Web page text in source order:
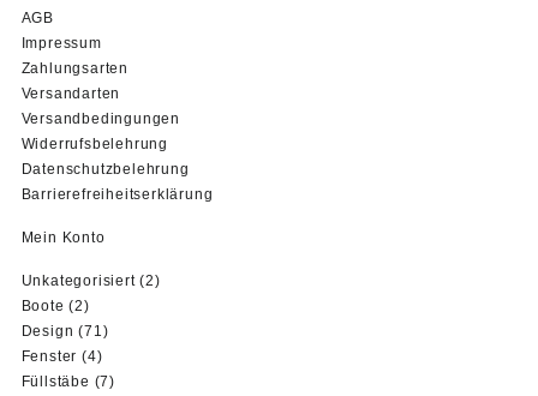
AGB
Impressum
Zahlungsarten
Versandarten
Versandbedingungen
Widerrufsbelehrung
Datenschutzbelehrung
Barrierefreiheitserklärung
Mein Konto
Unkategorisiert 22
Boote 22
Produkte
Design 7171
Produkte
Fenster 44
Produkte
Füllstäbe 77